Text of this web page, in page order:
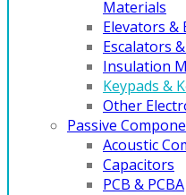
Materials
Elevators &
Escalators
Insulation
Keypads &
Other
Passive
Acoustic
Capacitors
PCB & PCBA